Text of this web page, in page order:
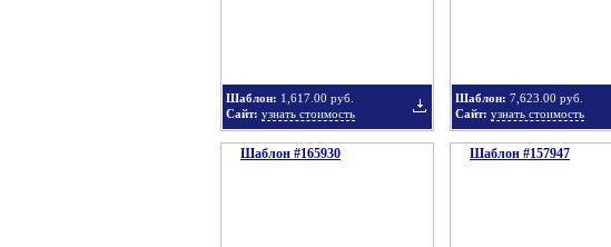
Шаблон: 1,617.00 руб.
Сайт: узнать стоимость
Шаблон: 7,623.00 руб.
Сайт: узнать стоимость
Шаблон #165930 Шаблон #157947